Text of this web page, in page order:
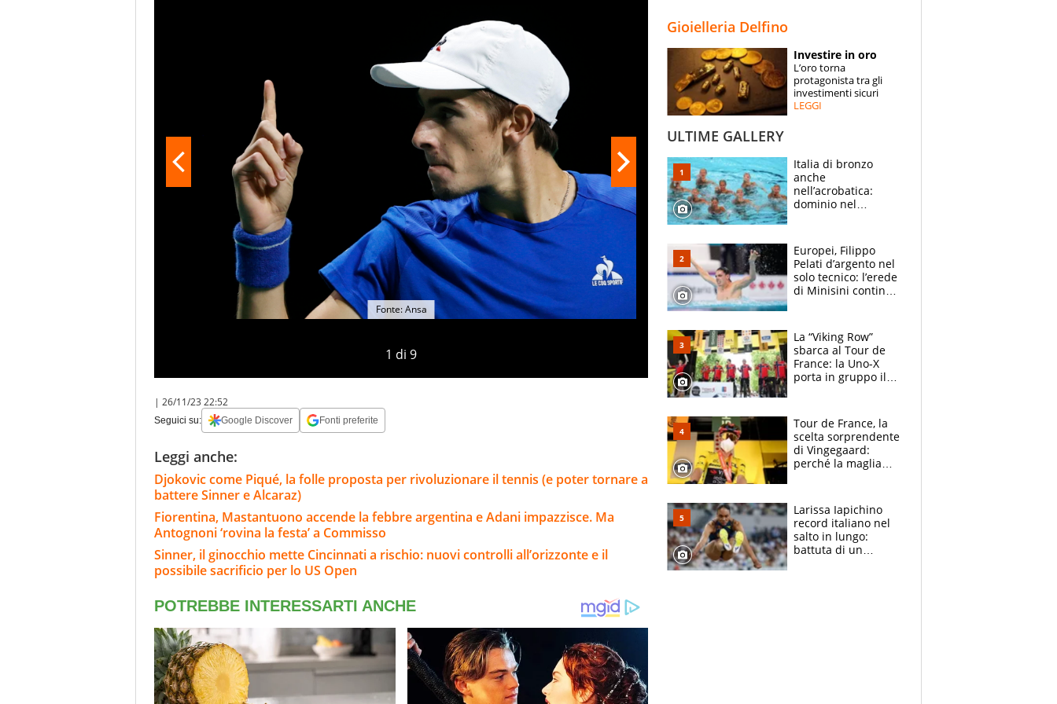
ESPERTI
CONTATTI
1 di 9
Fonte: Ansa
| 26/11/23 22:52
Seguici su: Google Discover Fonti preferite
Leggi anche:
Djokovic come Piqué, la folle proposta per rivoluzionare il tennis (e poter tornare a
battere Sinner e Alcaraz)
Fiorentina, Mastantuono accende la febbre argentina e Adani impazzisce. Ma
Antognoni ‘rovina la festa’ a Commisso
Sinner, il ginocchio mette Cincinnati a rischio: nuovi controlli all’orizzonte e il
possibile sacrificio per lo US Open
Gioielleria Delfino
Investire in oro
L’oro torna
protagonista tra gli
investimenti sicuri
LEGGI
ULTIME GALLERY
Italia di bronzo
anche
nell’acrobatica:
dominio nel
e compagni
continuare
Europei, Filippo
Pelati d’argento nel
solo tecnico: l’erede
di Minisini continua
mirino
La “Viking Row”
sbarca al Tour de
France: la Uno-X
porta in gruppo il
compagni
Tour de France, la
scelta sorprendente
di Vingegaard:
perché la maglia
rischio da evitare
Larissa Iapichino
record italiano nel
salto in lungo:
battuta di un